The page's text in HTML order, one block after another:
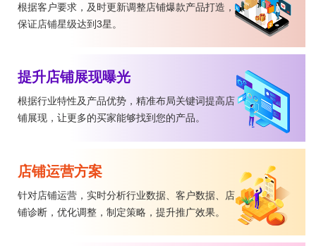
根据客户要求，及时更新调整店铺爆款产品打造，
保证店铺星级达到3星。
提升店铺展现曝光
根据行业特性及产品优势，精准布局关键词提高店
铺展现，让更多的买家能够找到您的产品。
店铺运营方案
针对店铺运营，实时分析行业数据、客户数据、店
铺诊断，优化调整，制定策略，提升推广效果。